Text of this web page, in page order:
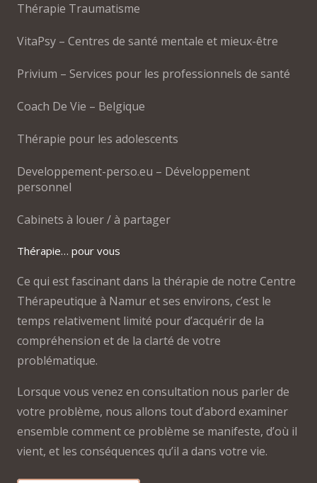
Thérapie Traumatisme
VitaPsy – Centres de santé mentale et mieux-être
Privium – Services pour les professionnels de santé
Coach De Vie – Belgique
Thérapie pour les adolescents
Developpement-perso.eu – Développement
personnel
Cabinets à louer / à partager
Thérapie… pour vous
Ce qui est fascinant dans la thérapie de notre Centre
Thérapeutique à Namur et ses environs, c’est le
temps relativement limité pour d’acquérir de la
compréhension et de la clarté de votre
problématique.
Lorsque vous venez en consultation nous parler de
votre problème, nous allons tout d’abord examiner
ensemble comment ce problème se manifeste, d’où il
vient, et les conséquences qu’il a dans votre vie.